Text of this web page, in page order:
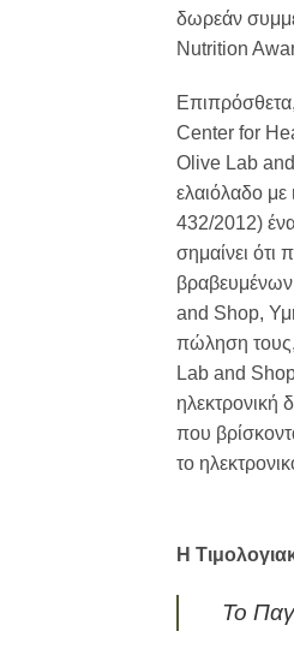
δωρεάν
Nutrition
Center for
Olive Lab and
ελαιόλαδο
432/2012)
σημαίνει ότι
and Shop,
πώληση τους,
Lab and
ηλεκτρονική
που
το
Η
Το